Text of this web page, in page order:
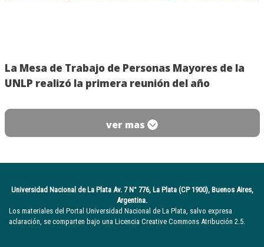
La Mesa de Trabajo de Personas Mayores de la
UNLP realizó la primera reunión del año
ver mas
Universidad Nacional de La Plata Av. 7 N° 776, La Plata (CP 1900), Buenos Aires,
Argentina.
Los materiales del Portal Universidad Nacional de La Plata, salvo expresa
aclaración, se comparten bajo una Licencia Creative Commons Atribución 2.5.